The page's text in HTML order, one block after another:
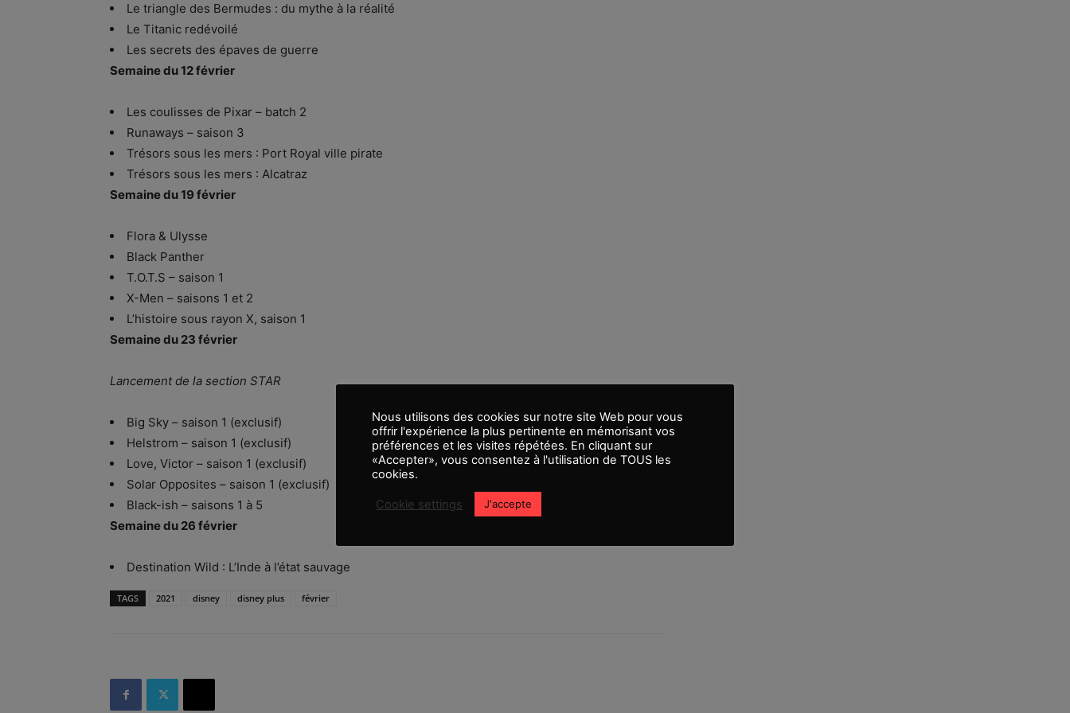
Le triangle des Bermudes : du mythe à la réalité
Le Titanic redévoilé
Les secrets des épaves de guerre
Semaine du 12 février
Les coulisses de Pixar – batch 2
Runaways – saison 3
Trésors sous les mers : Port Royal ville pirate
Trésors sous les mers : Alcatraz
Semaine du 19 février
Flora & Ulysse
Black Panther
T.O.T.S – saison 1
X-Men – saisons 1 et 2
L’histoire sous rayon X, saison 1
Semaine du 23 février
Lancement de la section STAR
Big Sky – saison 1 (exclusif)
Helstrom – saison 1 (exclusif)
Love, Victor – saison 1 (exclusif)
Solar Opposites – saison 1 (exclusif)
Black-ish – saisons 1 à 5
Semaine du 26 février
Destination Wild : L’Inde à l’état sauvage
TAGS 2021 disney disney plus février
Nous utilisons des cookies sur notre site Web pour vous
offrir l'expérience la plus pertinente en mémorisant vos
préférences et les visites répétées. En cliquant sur
«Accepter», vous consentez à l'utilisation de TOUS les
cookies.
Cookie settings J'accepte